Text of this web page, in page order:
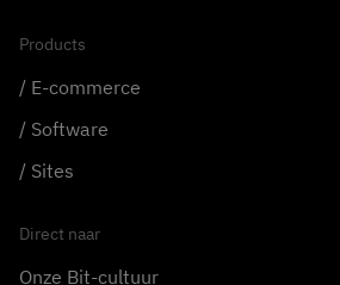
Products
E-commerce
Software
Sites
Direct naar
Onze Bit-cultuur